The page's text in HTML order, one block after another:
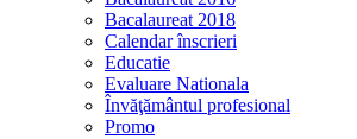
Bacalaureat 2018
Calendar înscrieri
Educatie
Evaluare Nationala
Învăţământul profesional
Promo